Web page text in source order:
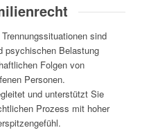
sind
psychischen Belastung
Folgen von
Personen.
und unterstützt Sie
Prozess mit hoher